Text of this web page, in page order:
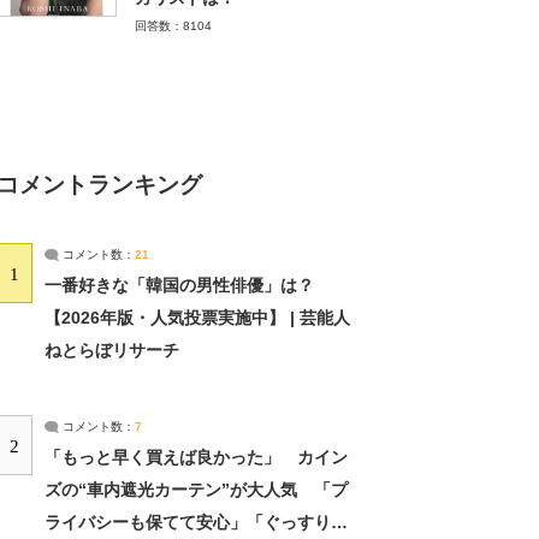
回答数：8104
メントランキング
1
コメント数： 21
一番好きな「韓国の男性俳優」は？
【2026年版・人気投票実施中】 | 芸能人
ねとらぼリサーチ
2
コメント数： 7
「もっと早く買えば良かった」 カイン
ズの“車内遮光カーテン”が大人気 「プ
ライバシーも保てて安心」「ぐっすり眠